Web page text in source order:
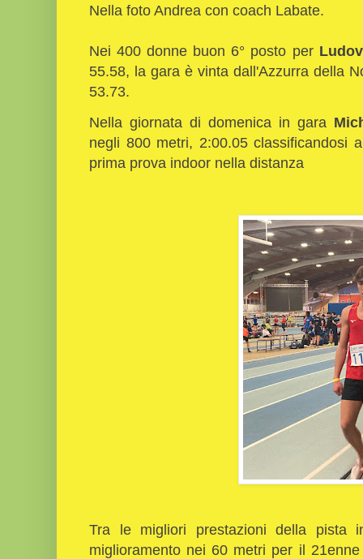
Nella foto Andrea con coach Labate.
Nei 400 donne buon 6° posto per
55.58, la gara è vinta dall'Azzurra della
53.73.
Nella giornata di domenica in gara
negli 800 metri, 2:00.05 classificandosi
prima prova indoor nella distanza
Tra le migliori prestazioni della pista
miglioramento nei 60 metri per il